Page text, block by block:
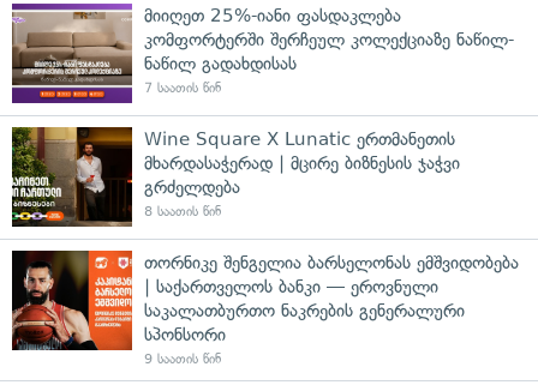
მიიღეთ 25%-იანი ფასდაკლება
კომფორტერში შერჩეულ კოლექციაზე ნაწილ-
ნაწილ გადახდისას
7 საათის წინ
Wine Square X Lunatic ერთმანეთის
მხარდასაჭერად | მცირე ბიზნესის ჯაჭვი
გრძელდება
8 საათის წინ
თორნიკე შენგელია ბარსელონას ემშვიდობება
| საქართველოს ბანკი — ეროვნული
საკალათბურთო ნაკრების გენერალური
სპონსორი
9 საათის წინ